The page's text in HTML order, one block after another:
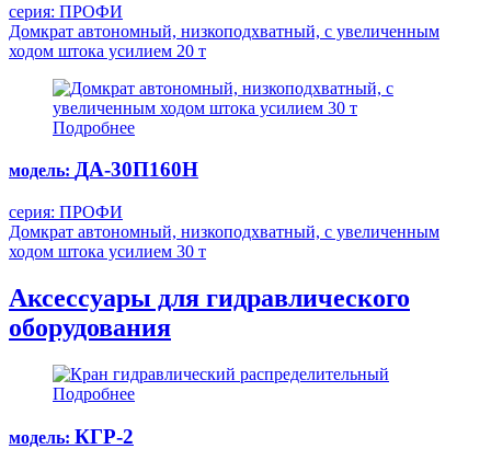
серия: ПРОФИ
Домкрат автономный, низкоподхватный, с увеличенным
ходом штока усилием 20 т
Подробнее
модель: ДА-30П160Н
серия: ПРОФИ
Домкрат автономный, низкоподхватный, с увеличенным
ходом штока усилием 30 т
Аксессуары для гидравлического
оборудования
Подробнее
модель: КГР-2